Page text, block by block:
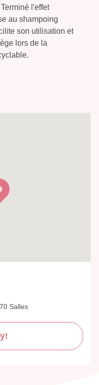
l'effet
au shampoing
son utilisation et
lors de la
Salles